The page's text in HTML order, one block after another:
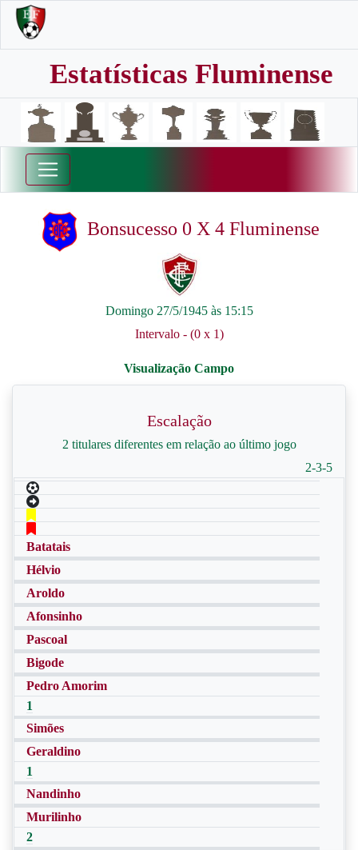
Estatísticas Fluminense
Bonsucesso 0 X 4 Fluminense
Domingo 27/5/1945 às 15:15
Intervalo - (0 x 1)
Escalação
2 titulares diferentes em relação ao último jogo
2-3-5
Batatais
Hélvio
Aroldo
Afonsinho
Pascoal
Bigode
Pedro Amorim
1
Simões
Geraldino
1
Nandinho
Murilinho
2